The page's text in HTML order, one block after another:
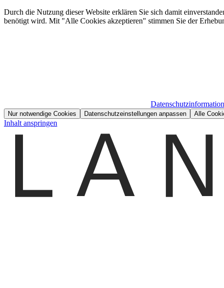
Durch die Nutzung dieser Website erklären Sie sich damit
benötigt wird. Mit "Alle Cookies akzeptieren" stimmen Sie der
Nur notwendige Cookies Datenschutzeinstellungen anpassen Alle
Inhalt anspringen